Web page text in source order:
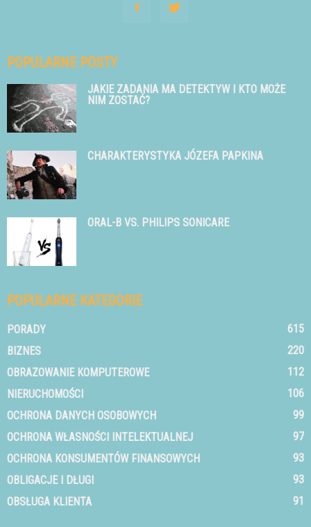
POPULARNE POSTY
JAKIE ZADANIA MA DETEKTYW I KTO MOŻE
NIM ZOSTAĆ?
CHARAKTERYSTYKA JÓZEFA PAPKINA
ORAL-B VS. PHILIPS SONICARE
POPULARNE KATEGORIE
PORADY
615
BIZNES
220
OBRAZOWANIE KOMPUTEROWE
112
NIERUCHOMOŚCI
106
OCHRONA DANYCH OSOBOWYCH
99
OCHRONA WŁASNOŚCI INTELEKTUALNEJ
97
OCHRONA KONSUMENTÓW FINANSOWYCH
93
OBLIGACJE I DŁUGI
93
OBSŁUGA KLIENTA
91